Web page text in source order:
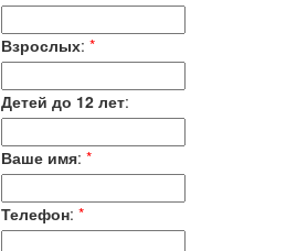
Взрослых: *
Детей до 12 лет:
Ваше имя: *
Телефон: *